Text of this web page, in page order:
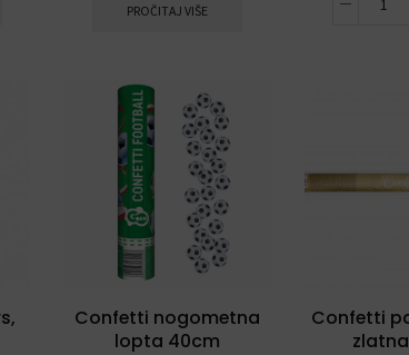
PROČITAJ VIŠE
Confetti nogometna
lopta 40cm
Confetti